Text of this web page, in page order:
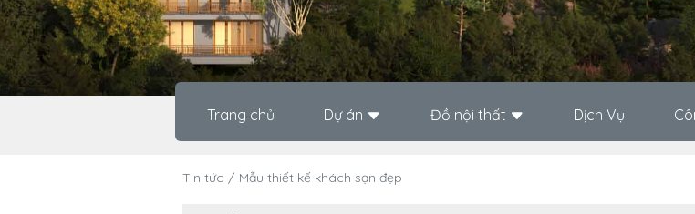
Trang chủ Dự án Đồ nội thất Dịch Vụ
Tin tức Mẫu thiết kế khách sạn đẹp